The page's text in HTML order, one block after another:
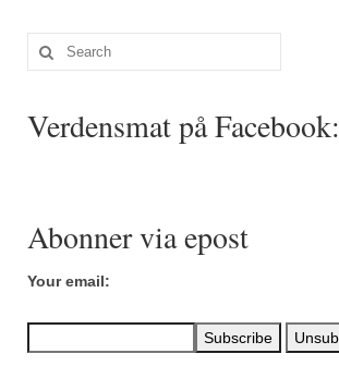
Selleriblader
Tapaskrydder
Om oss
Kontakt oss
Nettbutikk
Search
for:
Verdensmat på Facebook:
Abonner via epost
Your email: